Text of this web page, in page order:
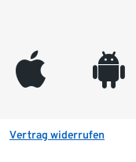
appleinc android
Vertrag widerrufen